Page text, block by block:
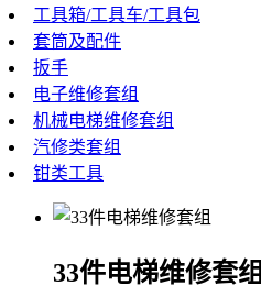
工具箱/工具车/工具包
套筒及配件
扳手
电子维修套组
机械电梯维修套组
汽修类套组
钳类工具
33件电梯维修套组